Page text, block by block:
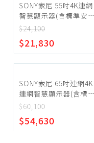
SONY索尼 55吋4K連網
智慧顯示器(含標準安裝)
【Y-55S20M2】
$24,100
$21,830
SONY索尼 65吋連網4K
連網智慧顯示器(含標準
安裝)【Y-65XR70】
$60,100
$54,630